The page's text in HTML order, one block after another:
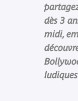
dès 3
midi,